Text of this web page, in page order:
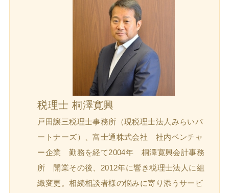
税理士 桐澤寛興
戸田譲三税理士事務所（現税理士法人みらいパ
ートナーズ）、富士通株式会社 社内ベンチャ
ー企業 勤務を経て2004年 桐澤寛興会計事務
所 開業その後、2012年に響き税理士法人に組
織変更。相続相談者様の悩みに寄り添うサービ